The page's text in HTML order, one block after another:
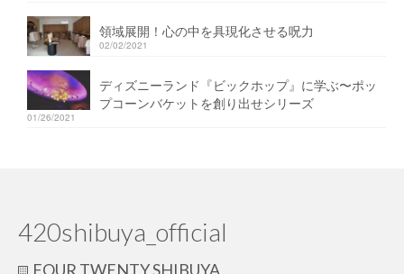
領域展開！心の中を具現化させる呪力
02/02/2021
ディズニーランド『ビックホップ』に学ぶ〜ポッ
プコーンバケットを創り出せシリーズ
01/26/2021
420shibuya_official
FOUR TWENTY SHIBUYA